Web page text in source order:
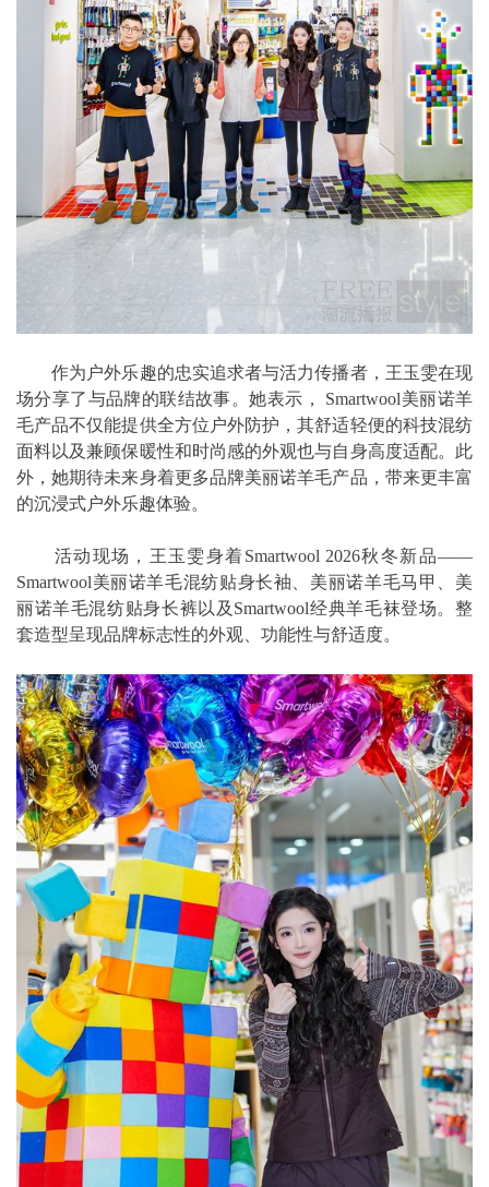
作为户外乐趣的忠实追求者与活力传播者，王玉雯在现
场分享了与品牌的联结故事。她表示， Smartwool美丽诺羊
毛产品不仅能提供全方位户外防护，其舒适轻便的科技混纺
面料以及兼顾保暖性和时尚感的外观也与自身高度适配。此
外，她期待未来身着更多品牌美丽诺羊毛产品，带来更丰富
的沉浸式户外乐趣体验。
活动现场，王玉雯身着Smartwool 2026秋冬新品——
Smartwool美丽诺羊毛混纺贴身长袖、美丽诺羊毛马甲、美
丽诺羊毛混纺贴身长裤以及Smartwool经典羊毛袜登场。整
套造型呈现品牌标志性的外观、功能性与舒适度。